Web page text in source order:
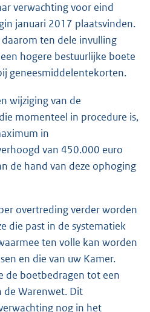
verwachting voor eind
januari 2017 plaatsvinden.
ten dele invulling
hogere bestuurlijke boete
geneesmiddelentekorten.
wijziging van de
momenteel in procedure is,
in
van 450.000 euro
de hand van deze ophoging
overtreding verder worden
die past in de systematiek
ten volle kan worden
en die van uw Kamer.
de boetbedragen tot een
de Warenwet. Dit
nog in het